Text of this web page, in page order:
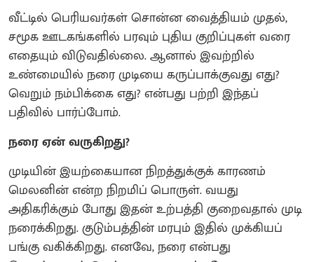
வீட்டில் பெரியவர்கள் சொன்ன வைத்தியம் முதல்,
சமூக ஊடகங்களில் பரவும் புதிய குறிப்புகள் வரை
எதையும் விடுவதில்லை. ஆனால் இவற்றில்
உண்மையில் நரை முடியை கருப்பாக்குவது எது?
வெறும் நம்பிக்கை எது? என்பது பற்றி இந்தப்
பதிவில் பார்ப்போம்.
நரை ஏன் வருகிறது?
முடியின் இயற்கையான நிறத்துக்குக் காரணம்
மெலனின் என்ற நிறமிப் பொருள். வயது
அதிகரிக்கும் போது இதன் உற்பத்தி குறைவதால் முடி
நரைக்கிறது. குடும்பத்தின் மரபும் இதில் முக்கியப்
பங்கு வகிக்கிறது. எனவே, நரை என்பது